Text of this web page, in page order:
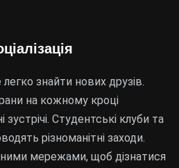
знайти нових друзів.
на кожному кроці
Студентські клуби та
різноманітні заходи.
мережами, щоб дізнатися